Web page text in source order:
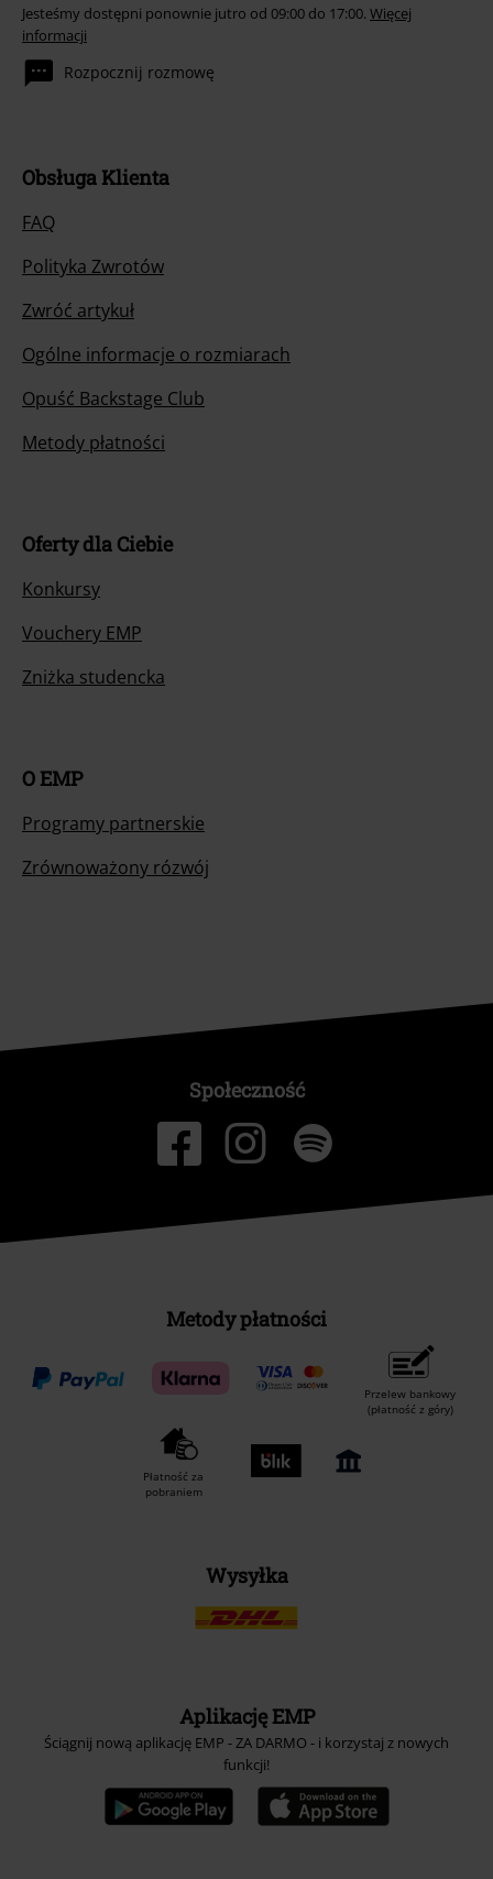
Jesteśmy dostępni ponownie jutro od 09:00 do 17:00. Więcej
informacji
Rozpocznij rozmowę
Obsługa Klienta
FAQ
Polityka Zwrotów
Zwróć artykuł
Ogólne informacje o rozmiarach
Opuść Backstage Club
Metody płatności
Oferty dla Ciebie
Konkursy
Vouchery EMP
Zniżka studencka
O EMP
Programy partnerskie
Zrównoważony rózwój
Społeczność
Metody płatności
Przelew bankowy
(płatność z góry)
Płatność za
pobraniem
Wysyłka
Aplikację EMP
Ściągnij nową aplikację EMP - ZA DARMO - i korzystaj z nowych
funkcji!